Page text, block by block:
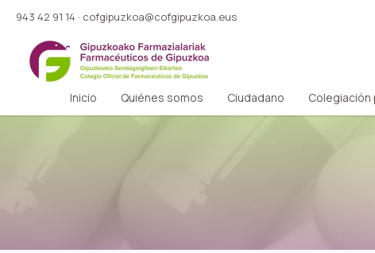
943 42 91 14 · cofgipuzkoa@cofgipuzkoa.eus
Inicio Quiénes somos Ciudadano Colegiación